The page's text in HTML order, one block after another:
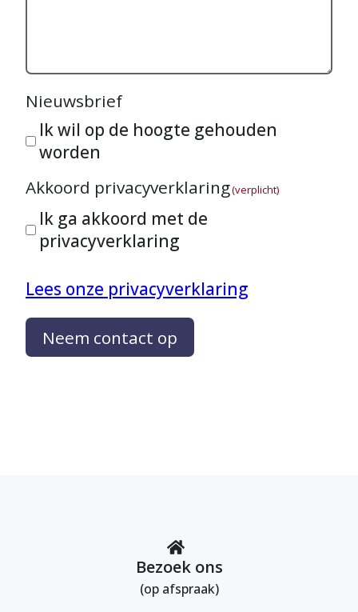
Nieuwsbrief
Ik wil op de hoogte gehouden
worden
Akkoord privacyverklaring(verplicht)
Ik ga akkoord met de
privacyverklaring
Lees onze privacyverklaring
Neem contact op
Bezoek ons
(op afspraak)